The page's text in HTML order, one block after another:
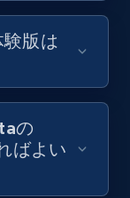
版は
の
ばよい